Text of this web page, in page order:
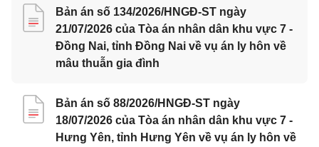
Bản án số 134/2026/HNGĐ-ST ngày
21/07/2026 của Tòa án nhân dân khu vực 7 -
Đồng Nai, tỉnh Đồng Nai về vụ án ly hôn về
mâu thuẫn gia đình
Bản án số 88/2026/HNGĐ-ST ngày
18/07/2026 của Tòa án nhân dân khu vực 7 -
Hưng Yên, tỉnh Hưng Yên về vụ án ly hôn về